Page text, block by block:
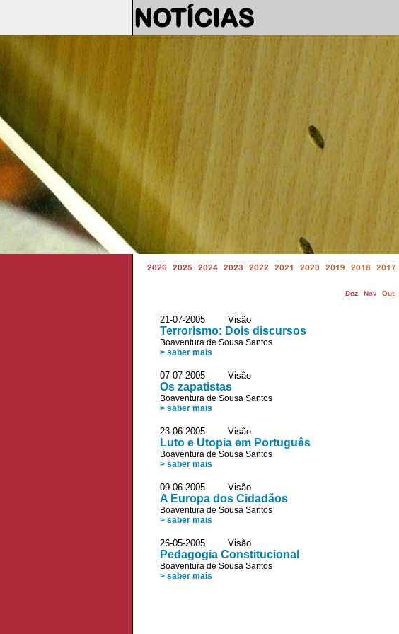
NOTÍCIAS
2026 2025 2024 2023 2022 2021 2020 2019 2018 2017
Dez Nov Out
21-07-2005 Visão
Terrorismo: Dois discursos
Boaventura de Sousa Santos
> saber mais
07-07-2005 Visão
Os zapatistas
Boaventura de Sousa Santos
> saber mais
23-06-2005 Visão
Luto e Utopia em Português
Boaventura de Sousa Santos
> saber mais
09-06-2005 Visão
A Europa dos Cidadãos
Boaventura de Sousa Santos
> saber mais
26-05-2005 Visão
Pedagogia Constitucional
Boaventura de Sousa Santos
> saber mais